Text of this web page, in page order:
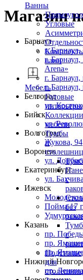
Ванны
Угловые
ванн
Мебель
Готовые
интерьеры
Коллекции
мебели
Тумбы
и
с
без
с
Подстолье
для
Магазин
Барнаул
г.
г.
Arena»
г.
г.
Белгород
ул.
Бийск
ул.
Волгоград
Жукова, 94
Воронеж
ул.
Екатеринбург
ул.
Ижевск
Пойма 17
Казань
пр.
пр.
пр.
Нижний
пр.